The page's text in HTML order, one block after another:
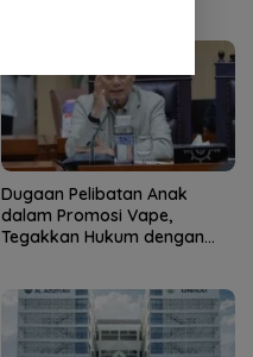
Dugaan Pelibatan Anak
dalam Promosi Vape,
Tegakkan Hukum dengan